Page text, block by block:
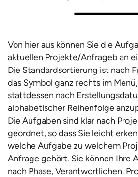
Von hier aus können Sie die
aktuellen Projekte/Anfrageb an
Die Standardsortierung ist nach
das Symbol ganz rechts im
stattdessen nach
alphabetischer Reihenfolge
Die Aufgaben sind klar nach
geordnet, so dass Sie leicht
welche Aufgabe zu welchem
Anfrage gehört. Sie können Ihre
nach Phase, Verantwortlichen,